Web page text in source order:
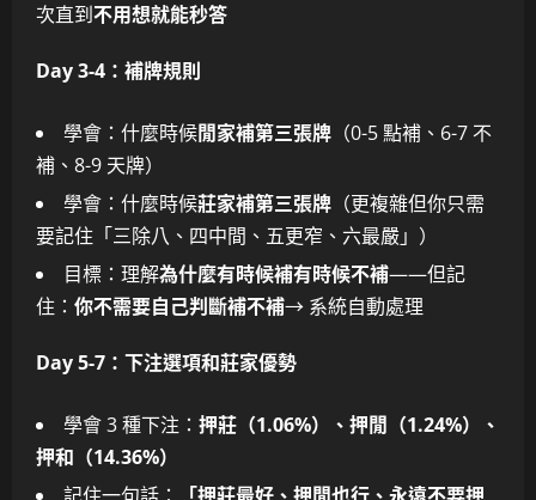
次直到不用想就能秒答
Day 3-4：補牌規則
學會：什麼時候閒家補第三張牌 （0-5 點補、6-7 不
補、8-9 天牌）
學會：什麼時候莊家補第三張牌 （更複雜但你只需
要記住「三除八、四中間、五更窄、六最嚴」）
目標：理解為什麼有時候補有時候不補——但記
住： 你不需要自己判斷補不補→ 系統自動處理
Day 5-7：下注選項和莊家優勢
學會 3 種下注： 押莊（1.06%）、押閒（1.24%）、
押和（14.36%）